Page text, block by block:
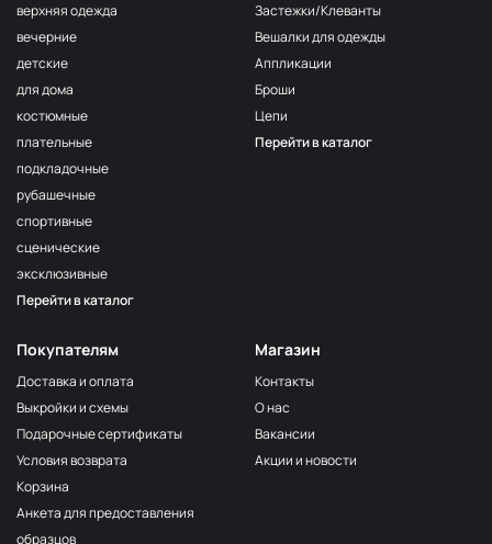
верхняя одежда
вечерние
детские
для дома
костюмные
плательные
подкладочные
рубашечные
спортивные
сценические
эксклюзивные
Перейти в каталог
Застежки/Клеванты
Вешалки для одежды
Аппликации
Броши
Цепи
Перейти в каталог
Покупателям
Доставка и оплата
Выкройки и схемы
Подарочные сертификаты
Условия возврата
Корзина
Анкета для предоставления
образцов
Магазин
Контакты
О нас
Вакансии
Акции и новости